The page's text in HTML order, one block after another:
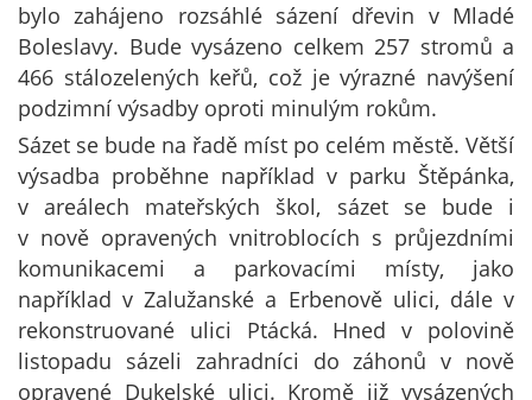
bylo zahájeno rozsáhlé sázení dřevin v Mladé
Boleslavy. Bude vysázeno celkem 257 stromů a
466 stálozelených keřů, což je výrazné navýšení
podzimní výsadby oproti minulým rokům.
Sázet se bude na řadě míst po celém městě. Větší
výsadba proběhne například v parku Štěpánka,
v areálech mateřských škol, sázet se bude i
v nově opravených vnitroblocích s průjezdními
komunikacemi a parkovacími místy, jako
například v Zalužanské a Erbenově ulici, dále v
rekonstruované ulici Ptácká. Hned v polovině
listopadu sázeli zahradníci do záhonů v nově
opravené Dukelské ulici. Kromě již vysázených